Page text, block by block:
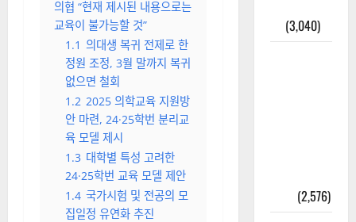
의협 “현재 제시된 내용으로는
교육이 불가능할 것”
1.1 의대생 복귀 전제로 한
정원 조정, 3월 말까지 복귀
없으면 철회
1.2 2025 의학교육 지원방
안 마련, 24·25학번 분리교
육 모델 제시
1.3 대학별 특성 고려한
24·25학번 교육 모델 제안
1.4 국가시험 및 전공의 모
집일정 유연화 추진
(3,040)
(2,576)